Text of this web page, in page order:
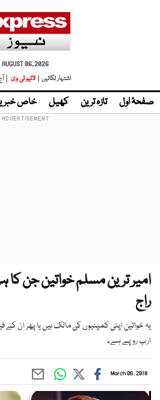
AUGUST 06, 2026
اشتہار لگائیں |
لائیو ٹی وی |
صفحۂ اول تازہ ترین کھیل خاص
امیر ترین مسلم خواتین جن کا
راج
یہ خواتین اپنی کمپنیوں کی مالک ہیں یا پھر ان
ارب روپے ہے۔
March 06, 2018